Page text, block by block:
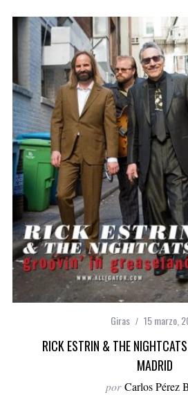
Giras 15 marzo,
RICK ESTRIN & THE
MADRID
por Carlos Pérez